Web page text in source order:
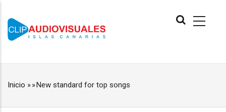
contenido
principal
NAVIGATION
RUTA
Inicio »»New standard for top songs